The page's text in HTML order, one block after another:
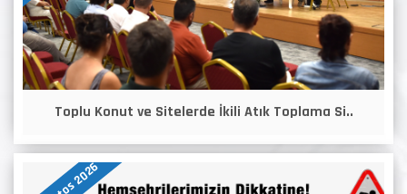
Toplu Konut ve Sitelerde İkili Atık Toplama Si..